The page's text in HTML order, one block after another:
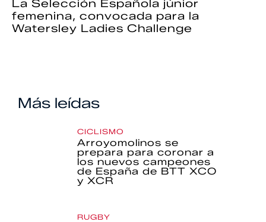
La Selección Española júnior
femenina, convocada para la
Watersley Ladies Challenge
Más leídas
CICLISMO
Arroyomolinos se
prepara para coronar a
los nuevos campeones
de España de BTT XCO
y XCR
RUGBY